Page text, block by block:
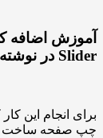
این کار
ساخت اسلایدر